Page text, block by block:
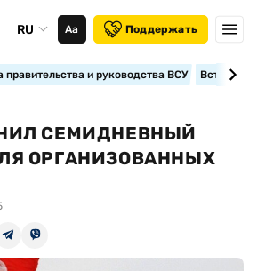
RU Аа Поддержать
правительства и руководства ВСУ
СЕМИДНЕВНЫЙ
ОРГАНИЗОВАННЫХ